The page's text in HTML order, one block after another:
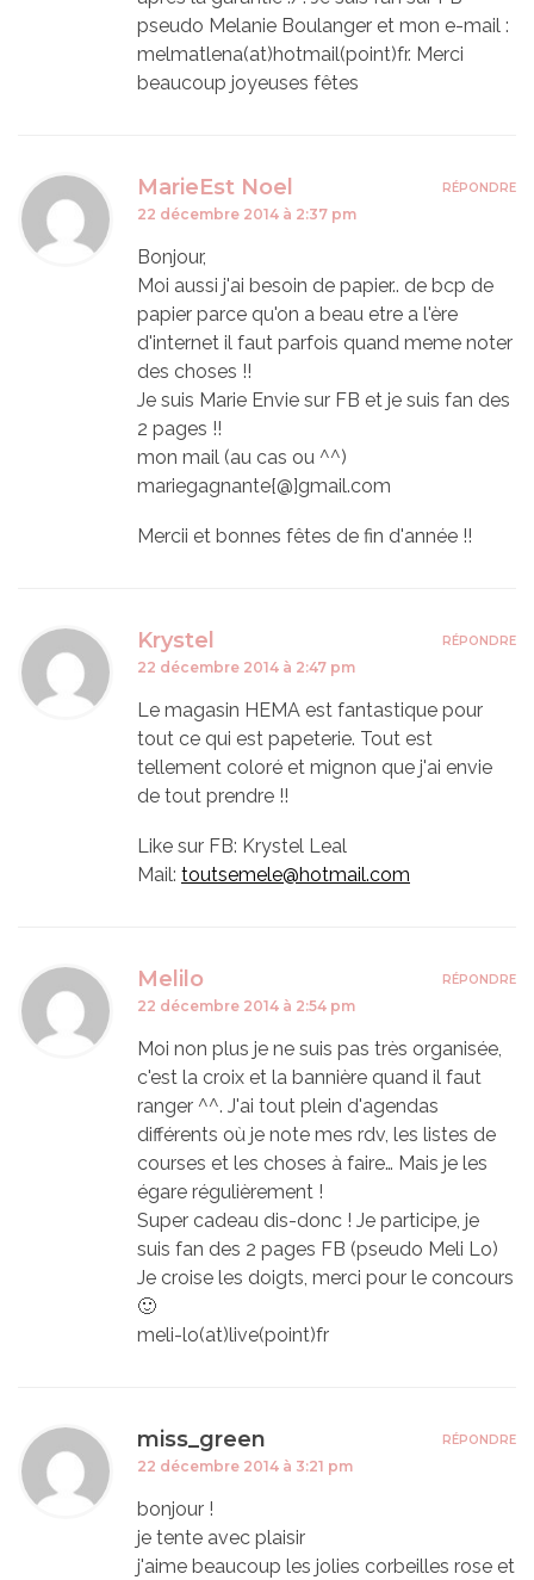
pseudo Melanie Boulanger et mon e-mail :
melmatlena(at)hotmail(point)fr. Merci
beaucoup joyeuses fêtes
MarieEst Noel
22 décembre 2014 à 2:37 pm
Bonjour,
Moi aussi j'ai besoin de papier.. de bcp de
papier parce qu'on a beau etre a l'ère
d'internet il faut parfois quand meme noter
des choses !!
Je suis Marie Envie sur FB et je suis fan des
2 pages !!
mon mail (au cas ou ^^)
mariegagnante{@]gmail.com
Mercii et bonnes fêtes de fin d'année !!
RÉPONDRE
Krystel
22 décembre 2014 à 2:47 pm
Le magasin HEMA est fantastique pour
tout ce qui est papeterie. Tout est
tellement coloré et mignon que j'ai envie
de tout prendre !!
Like sur FB: Krystel Leal
Mail: toutsemele@hotmail.com
RÉPONDRE
Melilo
22 décembre 2014 à 2:54 pm
Moi non plus je ne suis pas très organisée,
c'est la croix et la bannière quand il faut
ranger ^^. J'ai tout plein d'agendas
différents où je note mes rdv, les listes de
courses et les choses à faire… Mais je les
égare régulièrement !
Super cadeau dis-donc ! Je participe, je
suis fan des 2 pages FB (pseudo Meli Lo)
Je croise les doigts, merci pour le concours
🙂
meli-lo(at)live(point)fr
RÉPONDRE
miss_green
22 décembre 2014 à 3:21 pm
bonjour !
je tente avec plaisir
j'aime beaucoup les jolies corbeilles rose et
RÉPONDRE